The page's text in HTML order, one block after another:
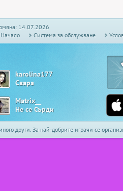
14.07.2026
Начало
Системa за обслужване
karolina177
Свара
Matrix__
Не се Сърди
други. За най-добрите играчи се